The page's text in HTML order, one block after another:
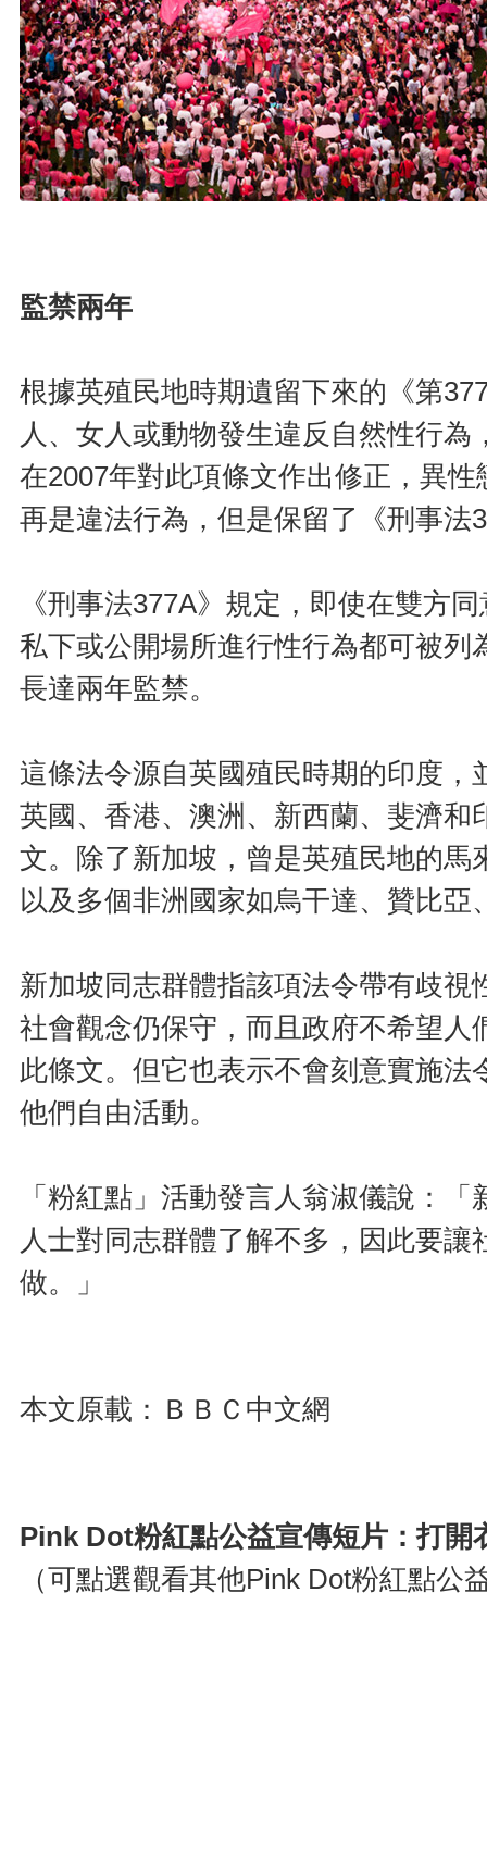
監禁兩年
根據英殖民地時期遺留下來的《第
人、女人或動物發生違反自然性行
在2007年對此項條文作出修正，異
再是違法行為，但是保留了《刑事法
《刑事法377A》規定，即使在雙方
私下或公開場所進行性行為都可被列
長達兩年監禁。
這條法令源自英國殖民時期的印度，
英國、香港、澳洲、新西蘭、斐濟和
文。除了新加坡，曾是英殖民地的馬
以及多個非洲國家如烏干達、贊比
新加坡同志群體指該項法令帶有歧
社會觀念仍保守，而且政府不希望
此條文。但它也表示不會刻意實施
他們自由活動。
「粉紅點」活動發言人翁淑儀說：
人士對同志群體了解不多，因此要
做。」
本文原載：ＢＢＣ中文網
Pink Dot粉紅點公益宣傳短片：打開
（可點選觀看其他Pink Dot粉紅點公